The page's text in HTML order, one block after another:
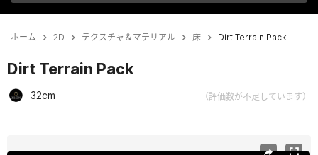
ホーム 2D テクスチャ＆マテリアル 床 Dirt Terrain Pack
Dirt Terrain Pack
32cm （評価数が不足しています）